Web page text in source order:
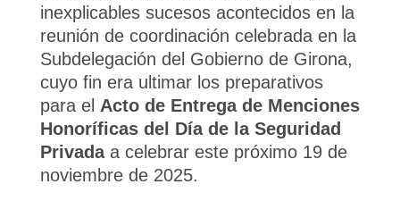
inexplicables sucesos acontecidos en la
reunión de coordinación celebrada en la
Subdelegación del Gobierno de Girona,
cuyo fin era ultimar los preparativos
para el Acto de Entrega de Menciones
Honoríficas del Día de la Seguridad
Privada a celebrar este próximo 19 de
noviembre de 2025.